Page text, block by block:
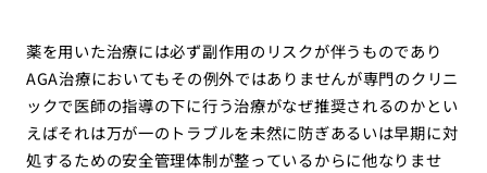
薬を用いた治療には必ず副作用のリスクが伴うものであり
AGA治療においてもその例外ではありませんが専門のクリニ
ックで医師の指導の下に行う治療がなぜ推奨されるのかとい
えばそれは万が一のトラブルを未然に防ぎあるいは早期に対
処するための安全管理体制が整っているからに他なりませ